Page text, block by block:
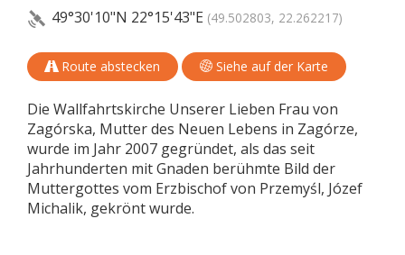
49°30'10"N 22°15'43"E (49.502803, 22.262217)
Route abstecken Siehe auf der Karte
Die Wallfahrtskirche Unserer Lieben Frau von
Zagórska, Mutter des Neuen Lebens in Zagórze,
wurde im Jahr 2007 gegründet, als das seit
Jahrhunderten mit Gnaden berühmte Bild der
Muttergottes vom Erzbischof von Przemyśl, Józef
Michalik, gekrönt wurde.